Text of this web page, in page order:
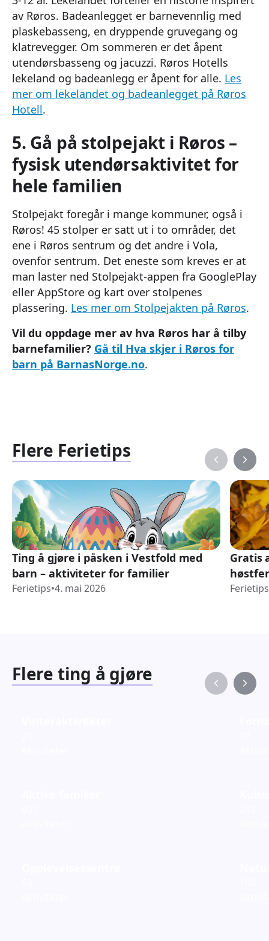
av Røros. Badeanlegget er barnevennlig med
plaskebasseng, en dryppende gruvegang og
klatrevegger. Om sommeren er det åpent
utendørsbasseng og jacuzzi. Røros Hotells
lekeland og badeanlegg er åpent for alle. Les
mer om lekelandet og badeanlegget på Røros
Hotell.
5. Gå på stolpejakt i Røros –
fysisk utendørsaktivitet for
hele familien
Stolpejakt foregår i mange kommuner, også i
Røros! 45 stolper er satt ut i to områder, det
ene i Røros sentrum og det andre i Vola,
ovenfor sentrum. Det eneste som kreves er at
man laster ned Stolpejakt-appen fra GooglePlay
eller AppStore og kart over stolpenes
plassering. Les mer om Stolpejakten på Røros.
Vil du oppdage mer av hva Røros har å tilby
barnefamilier? Gå til Hva skjer i Røros for
barn på BarnasNorge.no.
Flere Ferietips
Ting å gjøre i påsken i Vestfold med
barn – aktiviteter for familier
Ferietips•4. mai 2026
Gratis
Ferietips
Flere ting å gjøre